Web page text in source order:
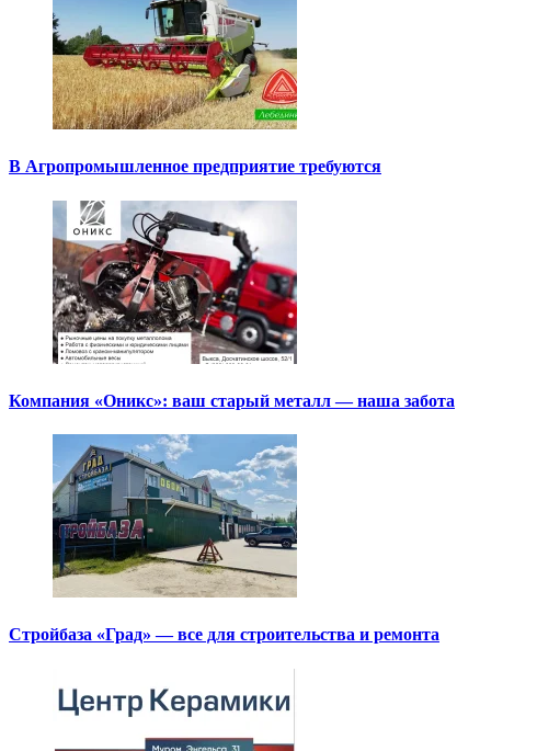
В Агропромышленное предприятие требуются
Компания «Оникс»: ваш старый металл — наша забота
Стройбаза «Град» — все для строительства и ремонта